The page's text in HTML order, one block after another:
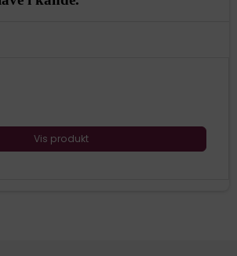
Vis produkt